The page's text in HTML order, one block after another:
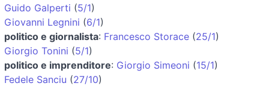
Guido Galperti (5/1)
Giovanni Legnini (6/1)
politico e giornalista: Francesco Storace (25/1)
Giorgio Tonini (5/1)
politico e imprenditore: Giorgio Simeoni (15/1)
Fedele Sanciu (27/10)